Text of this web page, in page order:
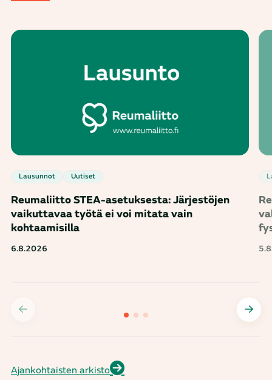
Lausunnot Uutiset
Reumaliitto STEA-asetuksesta: Järjestöjen
vaikuttavaa työtä ei voi mitata vain
kohtaamisilla
6.8.2026
Ajankohtaisten arkisto